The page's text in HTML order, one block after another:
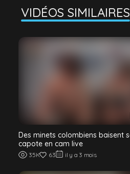
VIDÉOS SIMILAIRES
Des minets colombiens baisent
capote en cam live
35K 63 il y a 3 mois